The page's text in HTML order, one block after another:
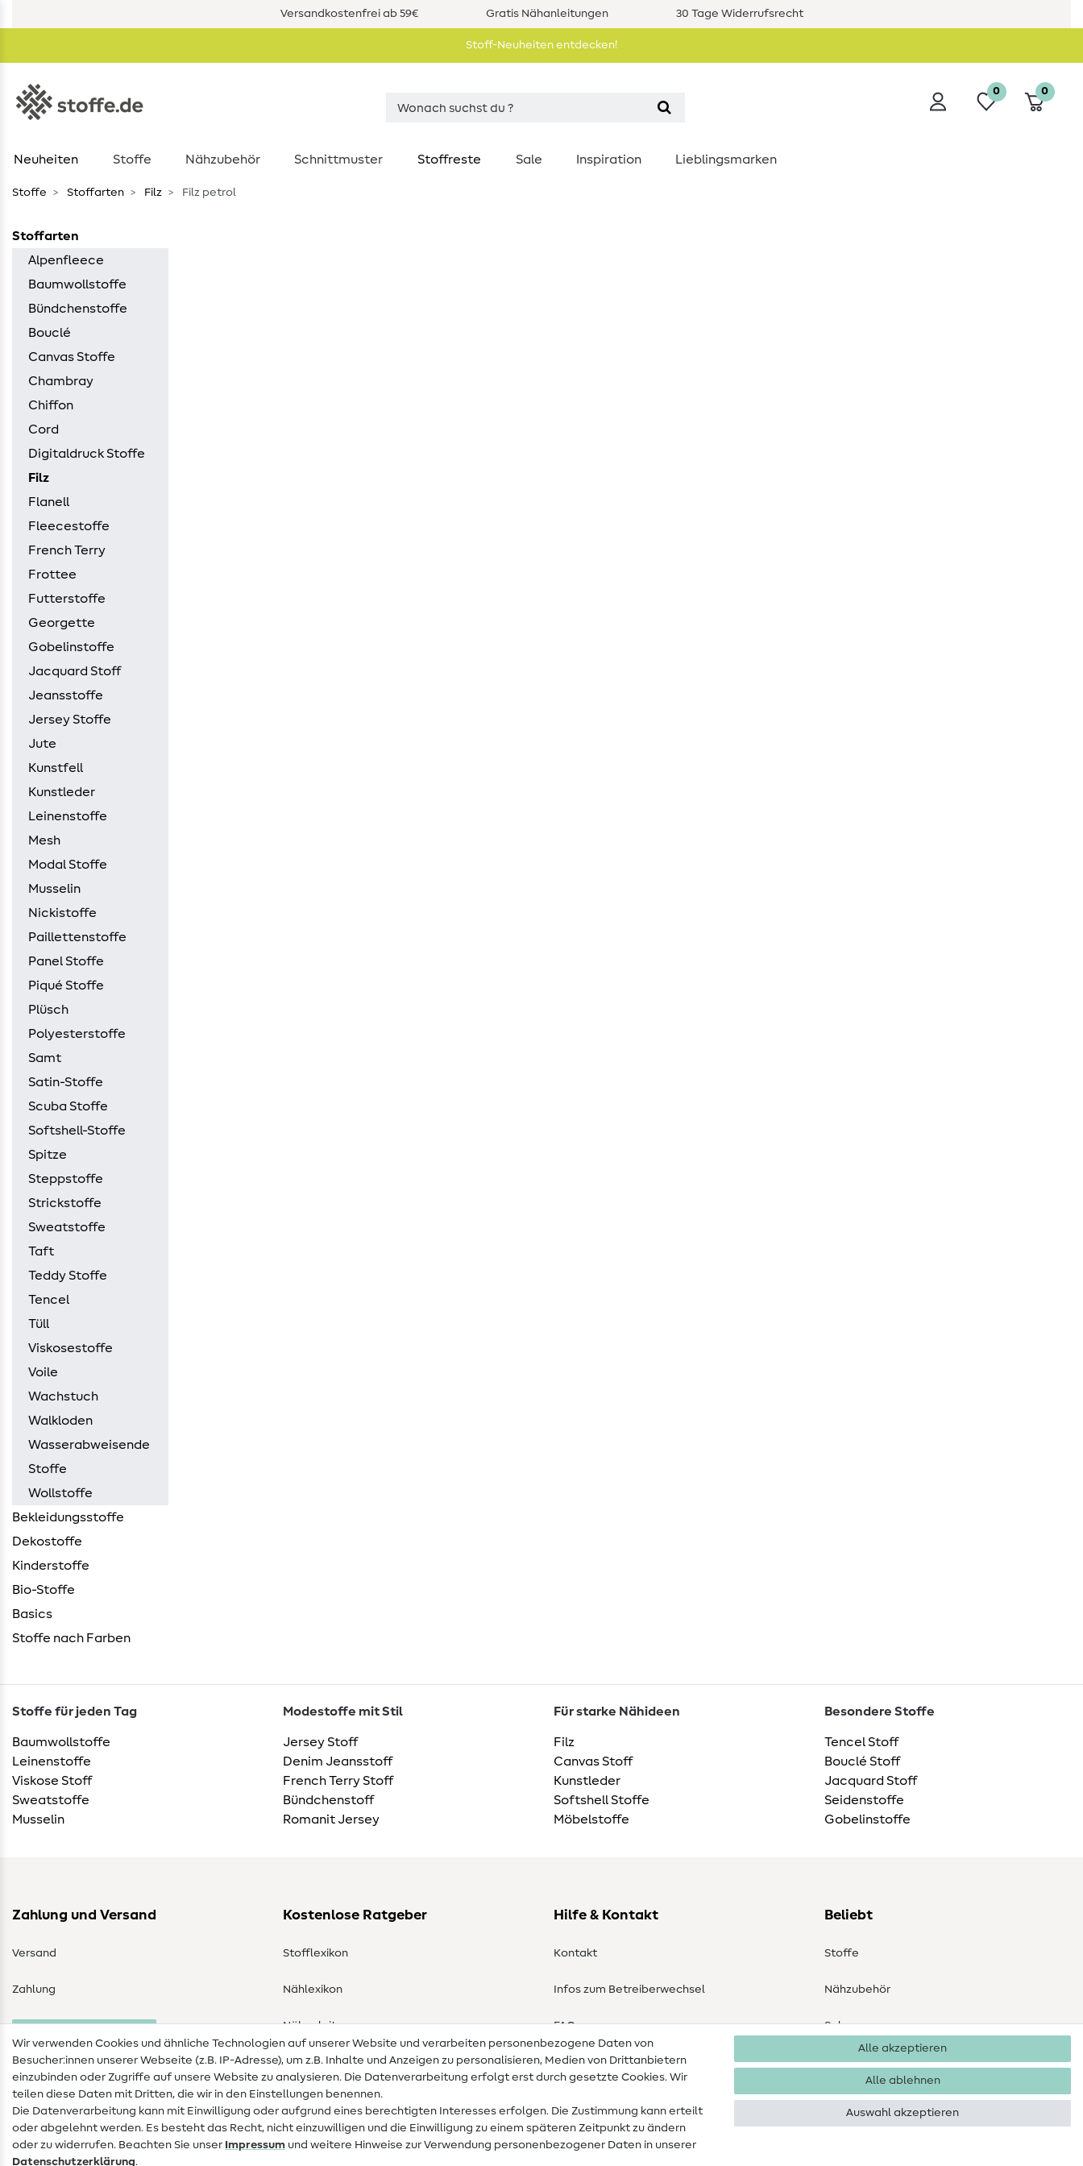
Versandkostenfrei ab 59€ Gratis Nähanleitungen 30 Tage Widerrufsrecht
Stoff-Neuheiten entdecken!
0 0
Neuheiten Stoffe Nähzubehör Schnittmuster Stoffreste Sale Inspiration Lieblingsmarken
Stoffe Stoffarten Filz Filz petrol
Stoffarten
Alpenfleece
Baumwollstoffe
Bündchenstoffe
Bouclé
Canvas Stoffe
Chambray
Chiffon
Cord
Digitaldruck Stoffe
Filz
Flanell
Fleecestoffe
French Terry
Frottee
Futterstoffe
Georgette
Gobelinstoffe
Jacquard Stoff
Jeansstoffe
Jersey Stoffe
Jute
Kunstfell
Kunstleder
Leinenstoffe
Mesh
Modal Stoffe
Musselin
Nickistoffe
Paillettenstoffe
Panel Stoffe
Piqué Stoffe
Plüsch
Polyesterstoffe
Samt
Satin-Stoffe
Scuba Stoffe
Softshell-Stoffe
Spitze
Steppstoffe
Strickstoffe
Sweatstoffe
Taft
Teddy Stoffe
Tencel
Tüll
Viskosestoffe
Voile
Wachstuch
Walkloden
Wasserabweisende
Stoffe
Wollstoffe
Bekleidungsstoffe
Dekostoffe
Kinderstoffe
Bio-Stoffe
Basics
Stoffe nach Farben
Stoffe für jeden Tag
Baumwollstoffe
Leinenstoffe
Viskose Stoff
Sweatstoffe
Musselin
Modestoffe mit Stil
Jersey Stoff
Denim Jeansstoff
French Terry Stoff
Bündchenstoff
Romanit Jersey
Für starke Nähideen
Filz
Canvas Stoff
Kunstleder
Softshell Stoffe
Möbelstoffe
Besondere Stoffe
Tencel Stoff
Bouclé Stoff
Jacquard Stoff
Seidenstoffe
Gobelinstoffe
Zahlung und Versand
Versand
Zahlung
Kostenlose Ratgeber
Stofflexikon
Nählexikon
Nähanleitungen
Hilfe & Kontakt
Kontakt
Infos zum Betreiberwechsel
FAQ
Widerrufsrecht
Beliebt
Stoffe
Nähzubehör
Sale
Schnittmuster
Wir verwenden Cookies und ähnliche Technologien auf unserer Website und verarbeiten personenbezogene Daten von
Besucher:innen unserer Webseite (z.B. IP-Adresse), um z.B. Inhalte und Anzeigen zu personalisieren, Medien von Drittanbietern
einzubinden oder Zugriffe auf unsere Website zu analysieren. Die Datenverarbeitung erfolgt erst durch gesetzte Cookies. Wir
teilen diese Daten mit Dritten, die wir in den Einstellungen benennen.
Die Datenverarbeitung kann mit Einwilligung oder aufgrund eines berechtigten Interesses erfolgen. Die Zustimmung kann erteilt
oder abgelehnt werden. Es besteht das Recht, nicht einzuwilligen und die Einwilligung zu einem späteren Zeitpunkt zu ändern
oder zu widerrufen. Beachten Sie unser Impressum und weitere Hinweise zur Verwendung personenbezogener Daten in unserer
Daten­schutz­erklärung.
Alle akzeptieren
Alle ablehnen
Auswahl akzeptieren